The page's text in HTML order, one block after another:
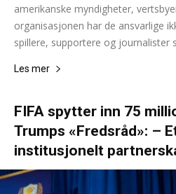
amerikanske myndigheter,
organisasjonen har de ansvarlige
spillere, supportere og journalister
Les mer
FIFA spytter inn 75
Trumps «Fredsråd»: –
institusjonelt